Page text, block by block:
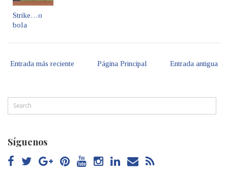
Strike…o
bola
Entrada más reciente Entrada antigua
Página Principal
Síguenos